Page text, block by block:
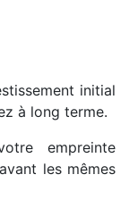
initial
à long terme.
empreinte
les mêmes